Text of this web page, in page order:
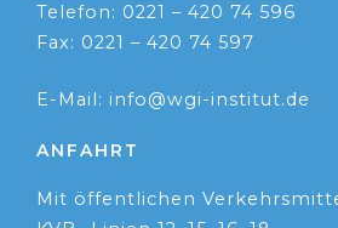
Telefon: 0221 – 420 74 596
Fax: 0221 – 420 74 597
E-Mail: info@wgi-institut.de
ANFAHRT
Mit öffentlichen